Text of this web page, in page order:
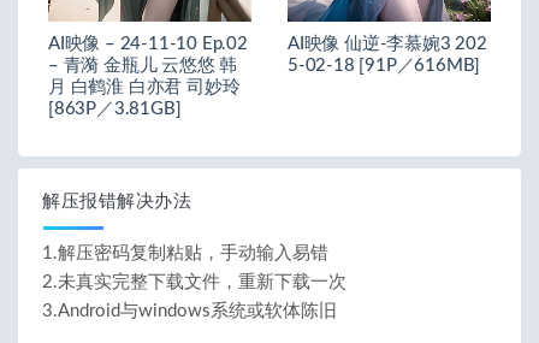
AI映像 – 24-11-10 Ep.02
– 青漪 金瓶儿 云悠悠 韩
月 白鹤淮 白亦君 司妙玲
[863P／3.81GB]
AI映像 仙逆-李慕婉3 202
5-02-18 [91P／616MB]
解压报错解决办法
1.解压密码复制粘贴，手动输入易错
2.未真实完整下载文件，重新下载一次
3.Android与windows系统或软体陈旧